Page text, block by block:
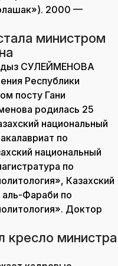
2000 —
министром
СУЛЕЙМЕНОВА
Республики
посту Гани
родилась 25
национальный
по
национальный
по
Казахский
аль-Фараби по
Доктор
кресло министра